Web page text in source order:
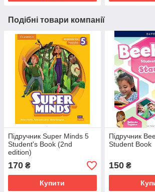
Подібні товари компанії
Підручник Super Minds 5
Student's Book (2nd
edition)
170 ₴
Купити
Підручник
Student Book
150₴